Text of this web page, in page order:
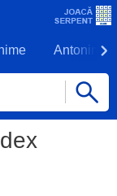
Antonime